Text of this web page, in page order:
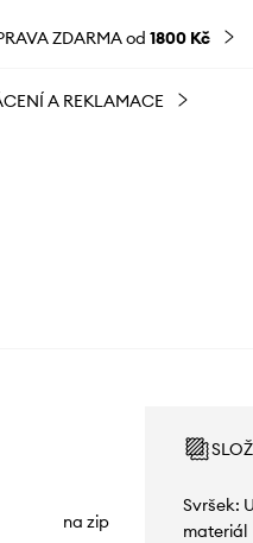
ZDARMA od 1800 Kč
A REKLAMACE
na zip
Svršek:
materiál